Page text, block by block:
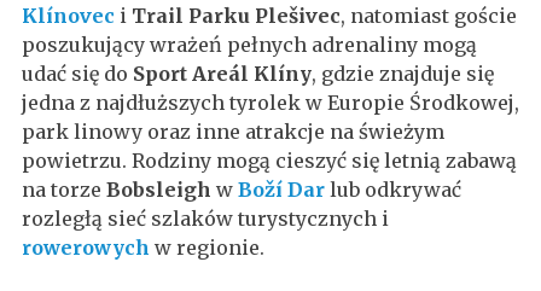
Klínovec i Trail Parku Plešivec, natomiast goście
poszukujący wrażeń pełnych adrenaliny mogą
udać się do Sport Areál Klíny, gdzie znajduje się
jedna z najdłuższych tyrolek w Europie Środkowej,
park linowy oraz inne atrakcje na świeżym
powietrzu. Rodziny mogą cieszyć się letnią zabawą
na torze Bobsleigh w Boží Dar lub odkrywać
rozległą sieć szlaków turystycznych i
rowerowych w regionie.